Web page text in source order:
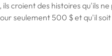
croient des histoires qu'ils
seulement 500 $ et qu'il